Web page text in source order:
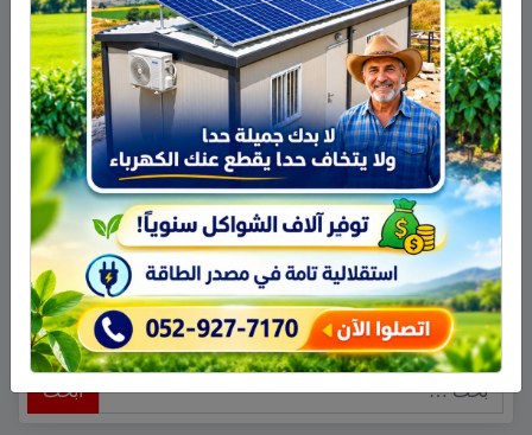
فينا بهالسني
:؟:
07/01/2014 الساعة 09:05
خليهون يمشطو عمنيح. ع اساس هممهون
امن البلد.
التعليقات مغلقة.